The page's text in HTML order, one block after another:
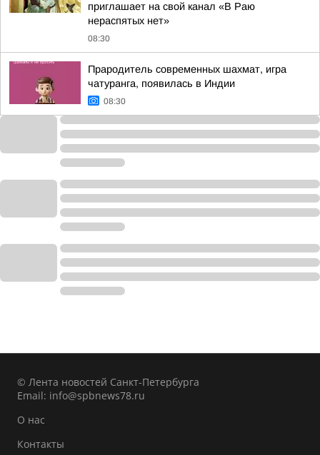
приглашает на свой канал «В Раю
нераспятых нет»
08:30
Прародитель современных шахмат, игра
чатуранга, появилась в Индии
08:30
© Лента новостей Санкт-Петербурга
Email: info@spbnews78.ru
О нас
Контакты